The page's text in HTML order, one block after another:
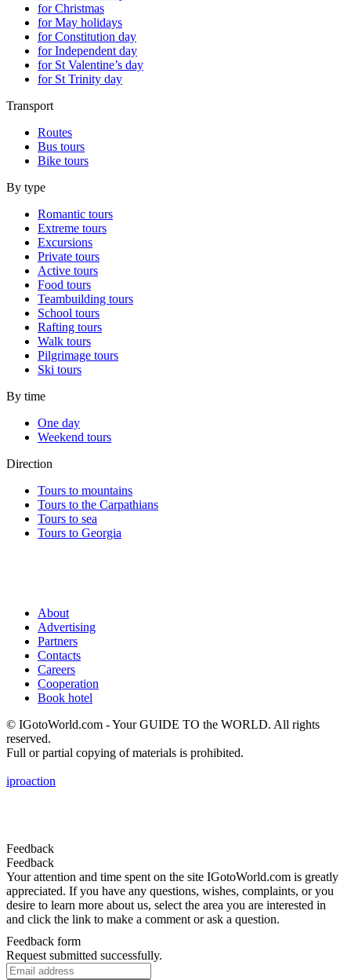
for Christmas
for May holidays
for Constitution day
for Independent day
for St Valentine’s day
for St Trinity day
Transport
Routes
Bus tours
Bike tours
By type
Romantic tours
Extreme tours
Excursions
Private tours
Active tours
Food tours
Teambuilding tours
School tours
Rafting tours
Walk tours
Pilgrimage tours
Ski tours
By time
One day
Weekend tours
Direction
Tours to mountains
Tours to the Carpathians
Tours to sea
Tours to Georgia
About
Advertising
Partners
Contacts
Careers
Cooperation
Book hotel
© IGotoWorld.com - Your GUIDE TO the WORLD. All rights
reserved.
Full or partial copying of materials is prohibited.
iproaction
Feedback
Feedback
Your attention and time spent on the site IGotoWorld.com is greatly
appreciated. If you have any questions, wishes, complaints, or you
desire to learn more about us, select the area you are interested in
and click the link to make a comment or ask a question.
Feedback form
Request submitted successfully.